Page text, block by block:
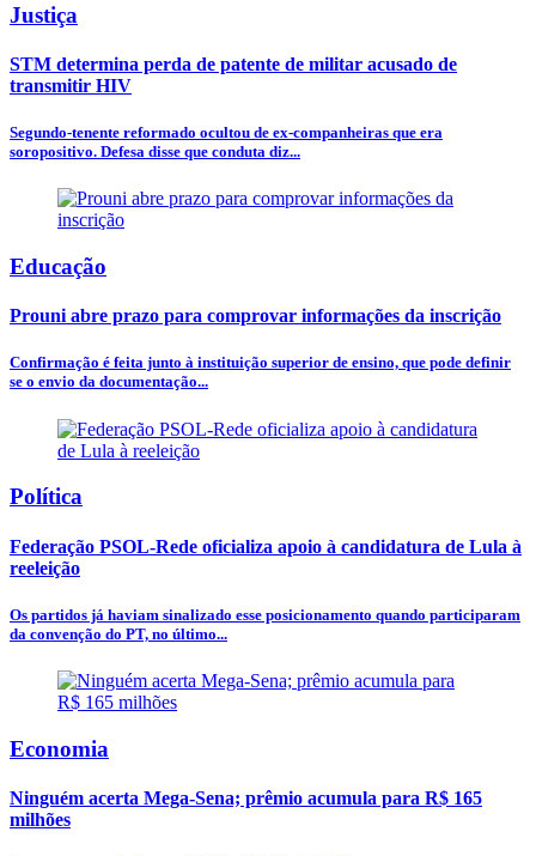
Justiça
STM determina perda de patente de militar acusado de
transmitir HIV
Segundo-tenente reformado ocultou de ex-companheiras que era
soropositivo. Defesa disse que conduta diz...
Educação
Prouni abre prazo para comprovar informações da inscrição
Confirmação é feita junto à instituição superior de ensino, que pode definir
se o envio da documentação...
Política
Federação PSOL-Rede oficializa apoio à candidatura de Lula à
reeleição
Os partidos já haviam sinalizado esse posicionamento quando participaram
da convenção do PT, no último...
Economia
Ninguém acerta Mega-Sena; prêmio acumula para R$ 165
milhões